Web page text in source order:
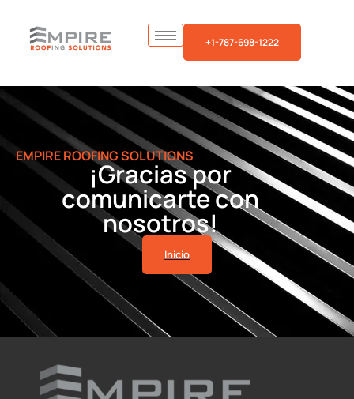
+1-787-698-1222
EMPIRE ROOFING SOLUTIONS
¡Gracias por
comunicarte con
nosotros!
Inicio